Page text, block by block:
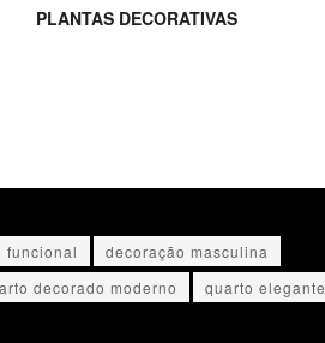
PLANTAS DECORATIVAS
funcional
decoração masculina
decorado moderno
quarto elegante